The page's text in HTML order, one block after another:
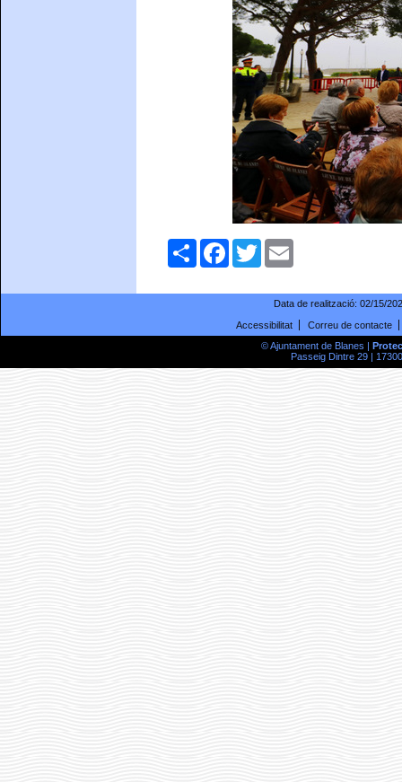
ComparteixFacebookTwitter
Data de realització: 02/15/
Accessibilitat
Correu de contacte
© Ajuntament de Blanes |
Passeig Dintre 29 |